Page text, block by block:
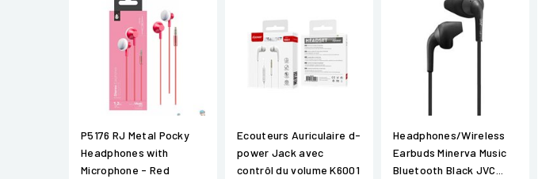
P5176 RJ Metal Pocky
Headphones with
Microphone - Red
Ecouteurs Auriculaire d-
power Jack avec
contrôl du volume K6001
Headphones/Wireless
Earbuds Minerva Music
Bluetooth Black JVC...